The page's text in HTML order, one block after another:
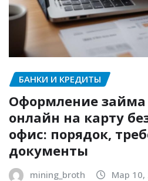
БАНКИ И КРЕДИТЫ
Оформление займа
онлайн на карту
офис: порядок,
документы
mining_broth Мар 10,